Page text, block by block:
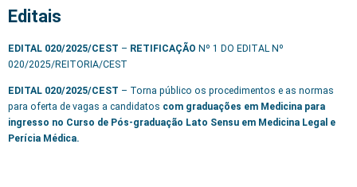
Editais
EDITAL 020/2025/CEST – RETIFICAÇÃO Nº 1 DO EDITAL Nº
020/2025/REITORIA/CEST
EDITAL 020/2025/CEST – Torna público os procedimentos e as normas
para oferta de vagas a candidatos com graduações em Medicina para
ingresso no Curso de Pós-graduação Lato Sensu em Medicina Legal e
Perícia Médica.